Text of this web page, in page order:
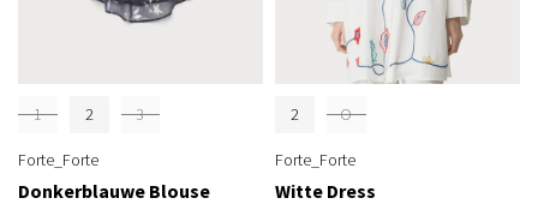
1 2 3
Forte_Forte
Donkerblauwe Blouse
2 O
Forte_Forte
Witte Dress